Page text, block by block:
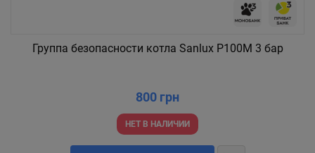
Группа безопасности котла Sanlux P100M 3 бар
800 грн
НЕТ В НАЛИЧИИ